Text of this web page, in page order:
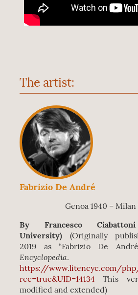
The artist:
Fabrizio De André
Genoa 1940 – Milan
By Francesco
University) (Originally
2019 as “Fabrizio De
Encyclopedia.
https://www.litencyc.com/
rec=true&UID=14134 This
modified and extended)